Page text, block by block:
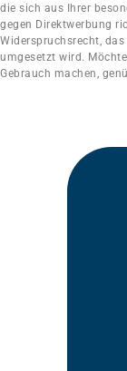
die sich aus Ihrer
gegen Direktwerbung
Widerspruchsrecht,
umgesetzt wird.
Gebrauch machen,